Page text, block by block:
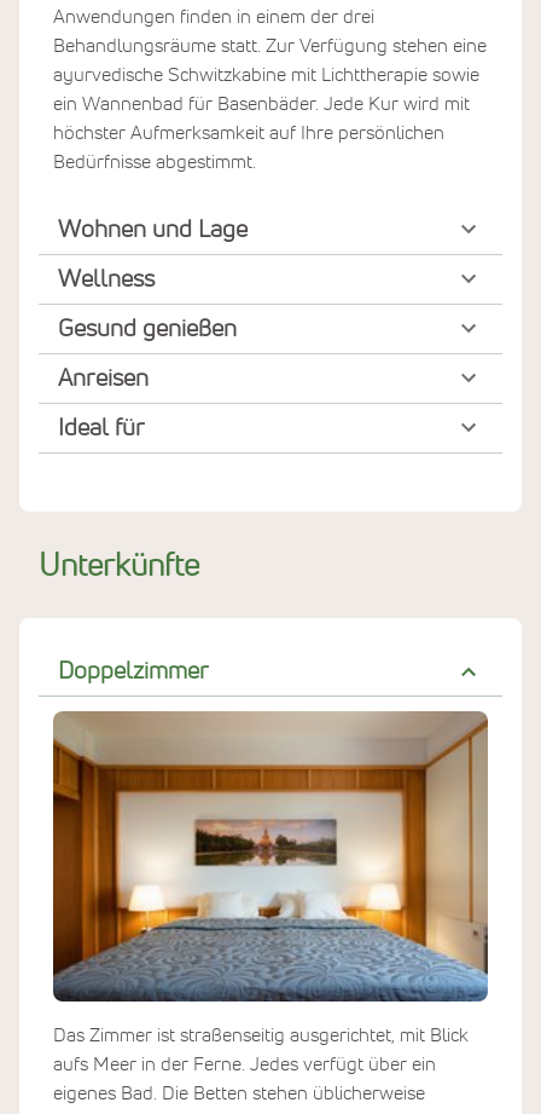
Anwendungen finden in einem der drei
Behandlungsräume statt. Zur Verfügung stehen eine
ayurvedische Schwitzkabine mit Lichttherapie sowie
ein Wannenbad für Basenbäder. Jede Kur wird mit
höchster Aufmerksamkeit auf Ihre persönlichen
Bedürfnisse abgestimmt.
Wohnen und Lage
Wellness
Gesund genießen
Anreisen
Ideal für
Unterkünfte
Doppelzimmer
Das Zimmer ist straßenseitig ausgerichtet, mit Blick
aufs Meer in der Ferne. Jedes verfügt über ein
eigenes Bad. Die Betten stehen üblicherweise